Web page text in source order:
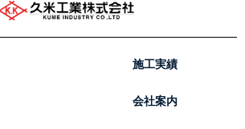
施工実績
会社案内